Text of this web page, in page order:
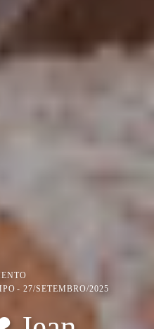
27/SETEMBRO/2025